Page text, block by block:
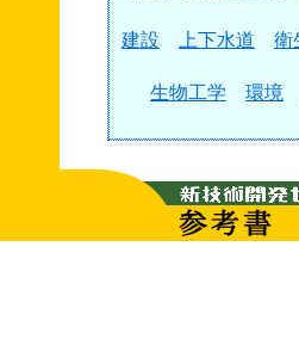
建設
上下水道 衛
生物工学
環境